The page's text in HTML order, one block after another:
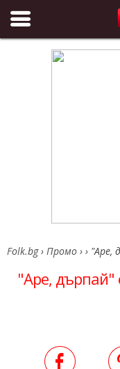
Folk.bg
Folk.bg › Промо › › "Аре,
"Аре, дърпай"